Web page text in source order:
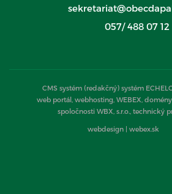
057/ 488 07 12
CMS systém (redakčný) systém
web portál, webhosting, WEBEX,
spoločnosti WBX, s.r.o., technický
webdesign webex.sk